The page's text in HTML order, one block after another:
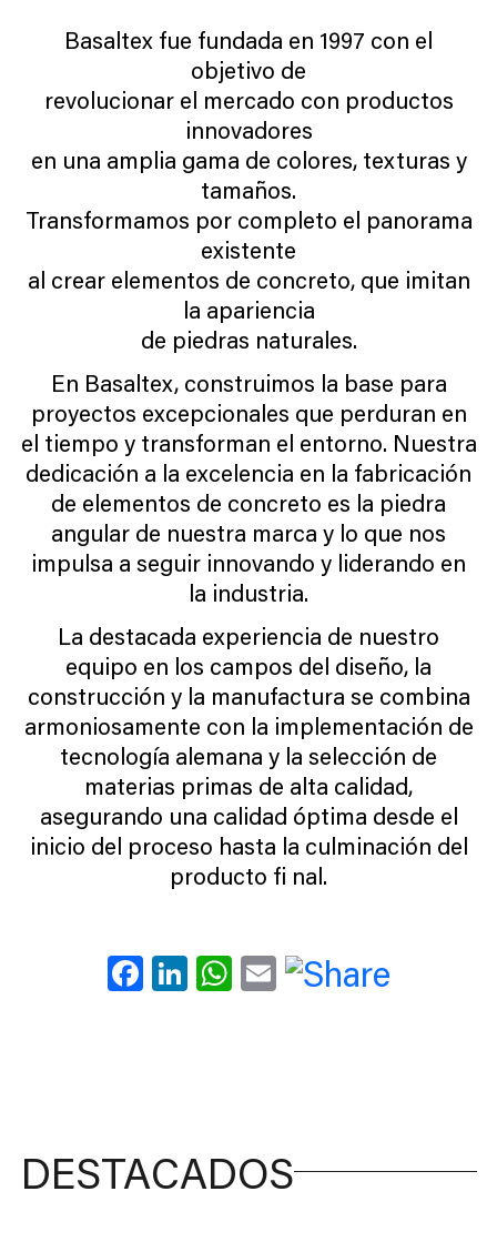
Basaltex fue fundada en 1997 con el
objetivo de
revolucionar el mercado con productos
innovadores
en una amplia gama de colores, texturas y
tamaños.
Transformamos por completo el panorama
existente
al crear elementos de concreto, que imitan
la apariencia
de piedras naturales.
En Basaltex, construimos la base para
proyectos excepcionales que perduran en
el tiempo y transforman el entorno. Nuestra
dedicación a la excelencia en la fabricación
de elementos de concreto es la piedra
angular de nuestra marca y lo que nos
impulsa a seguir innovando y liderando en
la industria.
La destacada experiencia de nuestro
equipo en los campos del diseño, la
construcción y la manufactura se combina
armoniosamente con la implementación de
tecnología alemana y la selección de
materias primas de alta calidad,
asegurando una calidad óptima desde el
inicio del proceso hasta la culminación del
producto fi nal.
Facebook
LinkedIn
WhatsApp
Email
DESTACADOS